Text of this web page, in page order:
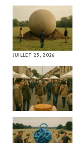
JUILLET 25, 2026